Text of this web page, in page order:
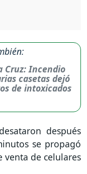
Cruz: Incendio
casetas dejó
de intoxicados
después
se propagó
venta de celulares